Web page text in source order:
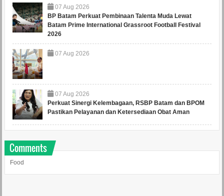
07 Aug 2026
BP Batam Perkuat Pembinaan Talenta Muda Lewat
Batam Prime International Grassroot Football Festival
2026
07 Aug 2026
07 Aug 2026
Perkuat Sinergi Kelembagaan, RSBP Batam dan BPOM
Pastikan Pelayanan dan Ketersediaan Obat Aman
Comments
Food